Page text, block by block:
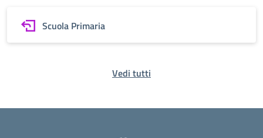
Scuola Primaria
Vedi tutti